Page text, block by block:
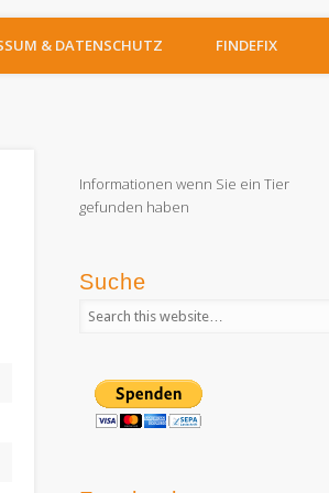
& DATENSCHUTZ FINDEFIX
Informationen wenn Sie ein Tier
gefunden haben
Suche